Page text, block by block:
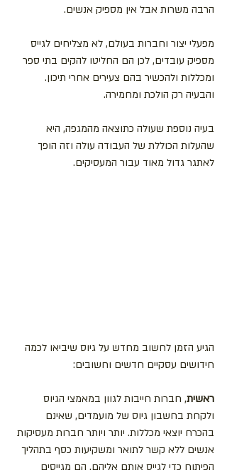
הרבה משרות אבל אין מספיק אנשים.
מפעלי יצור וחברות בעולם, לא מצליחים לגייס
מספיק עובדים, לכן הם החליטו להקים בתי ספר
ומכללות ולהכשיר בהם צעירים אחרי תיכון.
והבעיה רק הולכת ומחמירה.
בעיה נוספת שעולה כתוצאה מהמגפה, היא
שהעלות הכוללת של העבודה עולה וזה הופך
לאתגר גדול מאוד עבור המעסיקים.
הגיע הזמן לחשוב מחדש על גיוס שיביאו לכמה
חידושים עסקיים חדשים וחשובים:
ראשית, חברות חייבות לגוון במאמצי הגיוס
ולקחת בחשבון גיוס של מועמדים, שאינם
בהכרח יוצאי מכללות. יותר ויותר חברות מעסיקות
אנשים ללא קשר לתואר ומשקיעות כסף בתהליך
הפיתוח כדי לגייס אותם אליהם. הם מגייסים